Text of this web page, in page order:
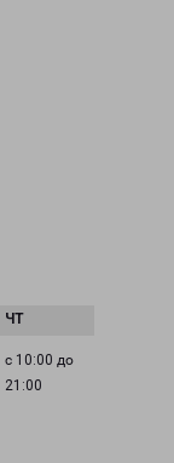
с 10:00 до
21:00